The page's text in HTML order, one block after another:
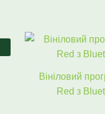
Вініловий
Red з